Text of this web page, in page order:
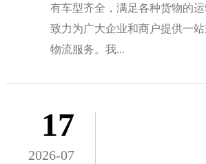
有车型齐全，满足各种货物的
致力为广大企业和商户提供一
物流服务。我...
17
2026-07